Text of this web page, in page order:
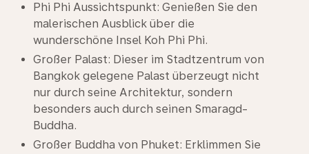
Phi Phi Aussichtspunkt: Genießen Sie den
malerischen Ausblick über die
wunderschöne Insel Koh Phi Phi.
Großer Palast: Dieser im Stadtzentrum von
Bangkok gelegene Palast überzeugt nicht
nur durch seine Architektur, sondern
besonders auch durch seinen Smaragd-
Buddha.
Großer Buddha von Phuket: Erklimmen Sie